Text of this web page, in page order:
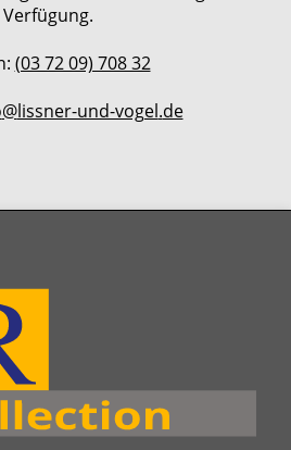
Verfügung.
(03 72 09) 708 32
@lissner-und-vogel.de